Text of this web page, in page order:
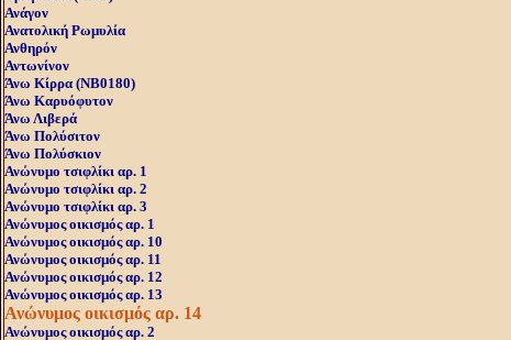
Ανάγον
Ανατολική Ρωμυλία
Ανθηρόν
Αντωνίνον
Άνω Kίρρα (NB0180)
Άνω Καρυόφυτον
Άνω Λιβερά
Άνω Πολύσιτον
Άνω Πολύσκιον
Ανώνυμο τσιφλίκι αρ. 1
Ανώνυμο τσιφλίκι αρ. 2
Ανώνυμο τσιφλίκι αρ. 3
Ανώνυμος οικισμός αρ. 1
Ανώνυμος οικισμός αρ. 10
Ανώνυμος οικισμός αρ. 11
Ανώνυμος οικισμός αρ. 12
Ανώνυμος οικισμός αρ. 13
Ανώνυμος οικισμός αρ. 14
Ανώνυμος οικισμός αρ. 2